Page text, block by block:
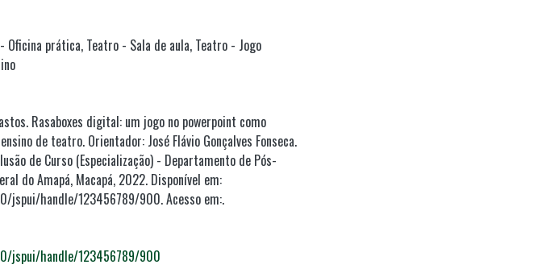
Oficina prática, Teatro - Sala de aula, Teatro - Jogo
Rasaboxes digital: um jogo no powerpoint como
de teatro. Orientador: José Flávio Gonçalves Fonseca.
de Curso (Especialização) - Departamento de Pós-
do Amapá, Macapá, 2022. Disponível em:
jspui/handle/123456789/900. Acesso em:.
jspui/handle/123456789/900